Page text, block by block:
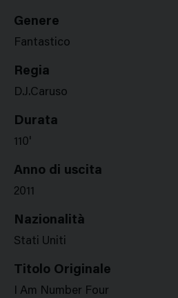
Genere
Fantastico
Regia
D.J.Caruso
Durata
110'
Anno di uscita
2011
Nazionalità
Stati Uniti
Titolo Originale
I Am Number Four